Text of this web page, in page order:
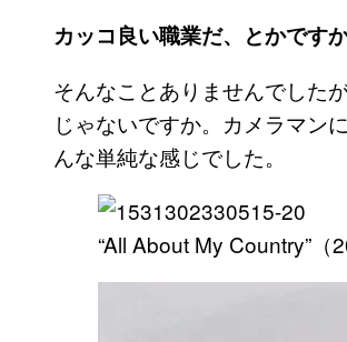
カッコ良い職業だ、とかです
そんなことありませんでした
じゃないですか。カメラマン
んな単純な感じでした。
“All About My Country”（